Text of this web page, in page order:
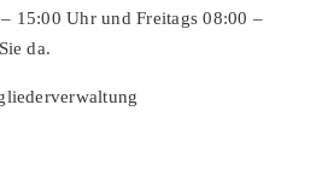
15:00 Uhr und Freitags 08:00 –
da.